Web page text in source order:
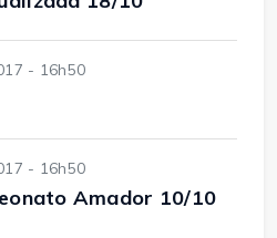
- 16h50
- 16h50
Amador 10/10